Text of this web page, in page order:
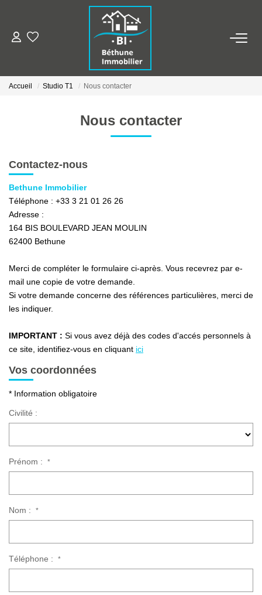
ALERTE MAILS
NOS AGENCES
Nos Actualités
Ventes
Locations
SERVICES
Ventes-Locations
Gestion Locative
CONTACT
Accueil Studio T1 Nous contacter
Nous contacter
Contactez-nous
Bethune Immobilier
Téléphone : +33 3 21 01 26 26
Adresse :
164 BIS BOULEVARD JEAN MOULIN
62400 Bethune
Merci de compléter le formulaire ci-après. Vous recevrez par e-
mail une copie de votre demande.
Si votre demande concerne des références particulières, merci de
les indiquer.
IMPORTANT : Si vous avez déjà des codes d'accés personnels à
ce site, identifiez-vous en cliquant ici
Vos coordonnées
* Information obligatoire
Civilité :
Prénom : *
Nom : *
Téléphone : *